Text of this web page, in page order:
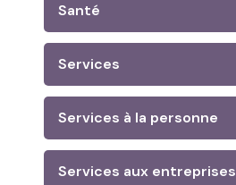
Santé
Services
Services à la personne
Services aux entreprises